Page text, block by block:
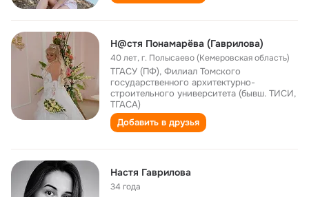
Н@стя Понамарёва (Гаврилова)
40 лет,г. Полысаево (Кемеровская область)
ТГАСУ (ПФ), Филиал Томского
государственного архитектурно-
строительного университета (бывш. ТИСИ,
ТГАСА)
Добавить в друзья
Настя Гаврилова
34 года